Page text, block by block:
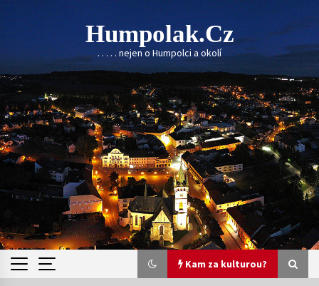
Skip
to
content
Humpolak.cz
. . . . . nejen o Humpolci a okolí
Kam za kulturou?